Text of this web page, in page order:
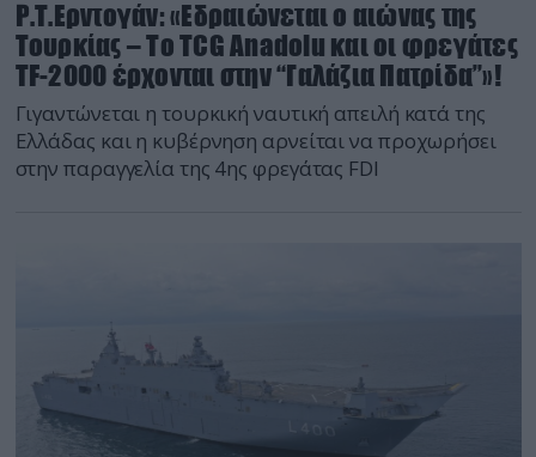
Ρ.Τ.Ερντογάν: «Εδραιώνεται ο αιώνας της
Τουρκίας – Το TCG Anadolu και οι φρεγάτες
TF-2000 έρχονται στην “Γαλάζια Πατρίδα”»!
Γιγαντώνεται η τουρκική ναυτική απειλή κατά της
Ελλάδας και η κυβέρνηση αρνείται να προχωρήσει
στην παραγγελία της 4ης φρεγάτας FDI